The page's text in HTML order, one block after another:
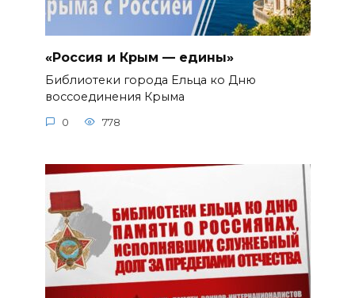
«Россия и Крым — едины»
Библиотеки города Ельца ко Дню
воссоединения Крыма
0 778